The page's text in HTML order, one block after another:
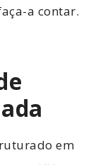
a contar.
em